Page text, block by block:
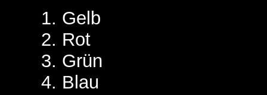
Gelb
Rot
Grün
Blau